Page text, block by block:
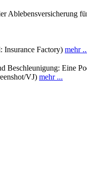
Ablebensversicherung
Insurance Factory) mehr
Beschleunigung: Eine
VJ) mehr ...